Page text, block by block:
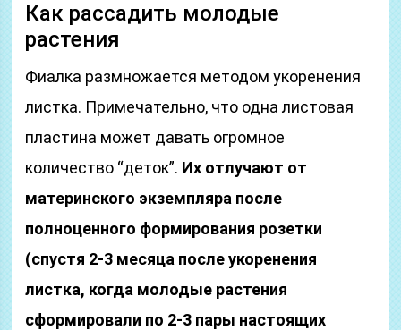
Как рассадить молодые
растения
Фиалка размножается методом укоренения
листка. Примечательно, что одна листовая
пластина может давать огромное
количество “деток”. Их отлучают от
материнского экземпляра после
полноценного формирования розетки
(спустя 2-3 месяца после укоренения
листка, когда молодые растения
сформировали по 2-3 пары настоящих